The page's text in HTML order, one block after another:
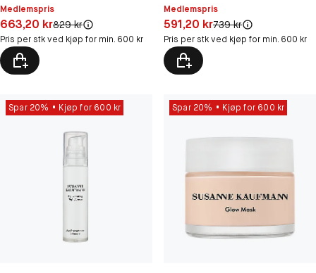
Medlemspris
Pris: 663,20 kr
663,20 krOriginal pris:
829 kr
Pris per stk ved kjøp for min. 600 kr
Medlemspris
Pris: 591,20 kr
591,20 krOriginal pris:
739 kr
Pris per stk ved kjøp for min. 600 kr
Spar 20% Kjøp for 600 kr Spar 20% Kjøp for 600 kr